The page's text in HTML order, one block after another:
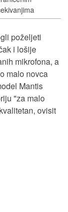
poželjeti
i lošije
mikrofona, a
malo novca
Mantis
"za malo
ovisit